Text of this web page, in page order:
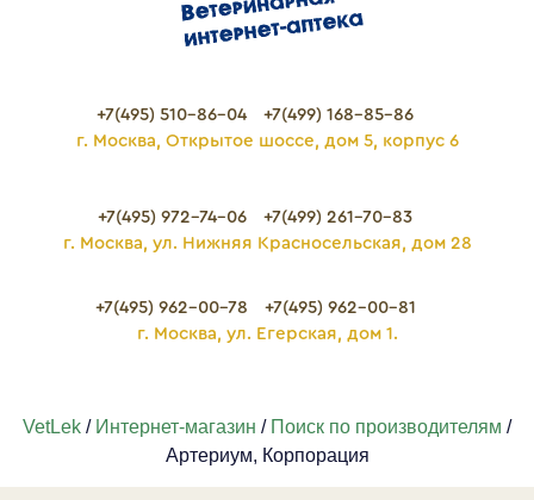
+7(495) 510-86-04
+7(499) 168-85-86
г. Москва, Открытое шоссе, дом 5, корпус 6
+7(495) 972-74-06
+7(499) 261-70-83
г. Москва, ул. Нижняя Красносельская, дом 28
+7(495) 962-00-78
+7(495) 962-00-81
г. Москва, ул. Егерская, дом 1.
VetLek / Интернет-магазин / Поиск по производителям /
Артериум, Корпорация